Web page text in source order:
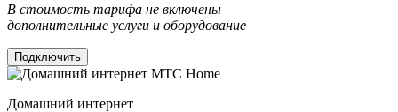
В стоимость тарифа не включены
дополнительные услуги и оборудование
Подключить
Домашний интернет